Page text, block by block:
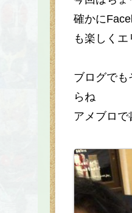
確かに
も楽しく
ブログで
らね
アメブロ